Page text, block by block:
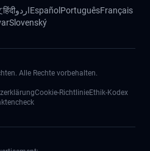
हिंदीاردوEspañol PortuguêsFrançais
Slovenský
Alle Rechte vorbehalten.
Cookie-RichtlinieEthik-Kodex